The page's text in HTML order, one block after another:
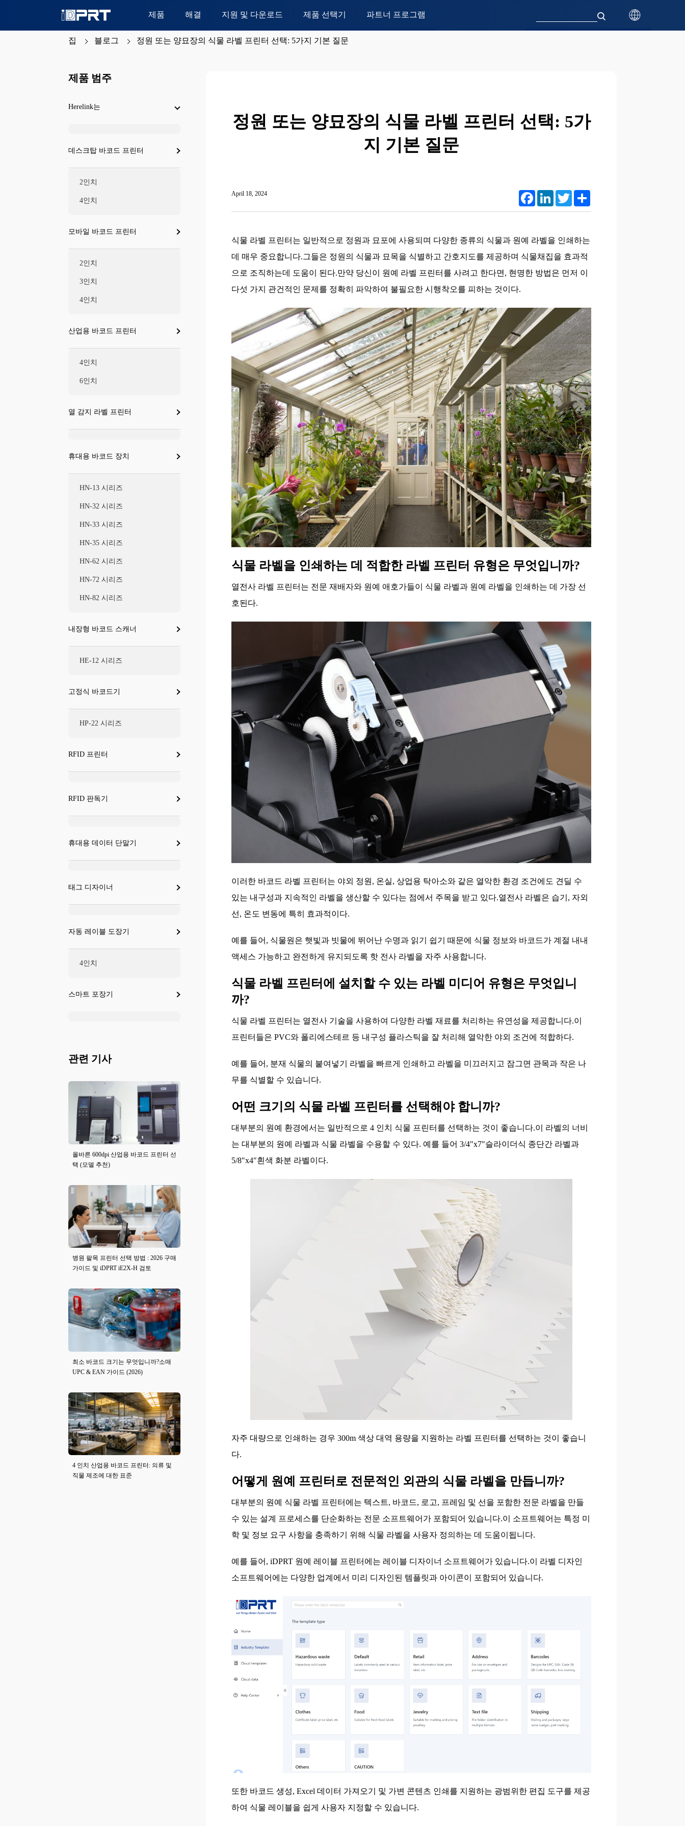
제품 해결 지원 및 다운로드 제품 선택기 파트너 프로그램
집 블로그 정원 또는 양묘장의 식물 라벨 프린터 선택: 5가지 기본 질문
정원 또는 양묘장의 식물 라벨 프린터 선택: 5가
지 기본 질문
April 18, 2024 FacebookLinkedIn Twitter
식물 라벨 프린터는 일반적으로 정원과 묘포에 사용되며 다양한 종류의 식물과 원예 라벨을 인쇄하는
데 매우 중요합니다.그들은 정원의 식물과 묘목을 식별하고 간호지도를 제공하며 식물채집을 효과적
으로 조직하는데 도움이 된다.만약 당신이 원예 라벨 프린터를 사려고 한다면, 현명한 방법은 먼저 이
다섯 가지 관건적인 문제를 정확히 파악하여 불필요한 시행착오를 피하는 것이다.
식물 라벨을 인쇄하는 데 적합한 라벨 프린터 유형은 무엇입니까?
열전사 라벨 프린터는 전문 재배자와 원예 애호가들이 식물 라벨과 원예 라벨을 인쇄하는 데 가장 선
호된다.
이러한 바코드 라벨 프린터는 야외 정원, 온실, 상업용 탁아소와 같은 열악한 환경 조건에도 견딜 수
있는 내구성과 지속적인 라벨을 생산할 수 있다는 점에서 주목을 받고 있다.열전사 라벨은 습기, 자외
선, 온도 변동에 특히 효과적이다.
예를 들어, 식물원은 햇빛과 빗물에 뛰어난 수명과 읽기 쉽기 때문에 식물 정보와 바코드가 계절 내내
액세스 가능하고 완전하게 유지되도록 핫 전사 라벨을 자주 사용합니다.
식물 라벨 프린터에 설치할 수 있는 라벨 미디어 유형은 무엇입니
까?
식물 라벨 프린터는 열전사 기술을 사용하여 다양한 라벨 재료를 처리하는 유연성을 제공합니다.이
프린터들은 PVC와 폴리에스테르 등 내구성 플라스틱을 잘 처리해 열악한 야외 조건에 적합하다.
예를 들어, 분재 식물의 붙여넣기 라벨을 빠르게 인쇄하고 라벨을 미끄러지고 잠그면 관목과 작은 나
무를 식별할 수 있습니다.
어떤 크기의 식물 라벨 프린터를 선택해야 합니까?
대부분의 원예 환경에서는 일반적으로 4 인치 식물 프린터를 선택하는 것이 좋습니다.이 라벨의 너비
는 대부분의 원예 라벨과 식물 라벨을 수용할 수 있다. 예를 들어 3/4"x7"슬라이더식 종단간 라벨과
5/8"x4"흰색 화분 라벨이다.
자주 대량으로 인쇄하는 경우 300m 색상 대역 용량을 지원하는 라벨 프린터를 선택하는 것이 좋습니
다.
어떻게 원예 프린터로 전문적인 외관의 식물 라벨을 만듭니까?
대부분의 원예 식물 라벨 프린터에는 텍스트, 바코드, 로고, 프레임 및 선을 포함한 전문 라벨을 만들
수 있는 설계 프로세스를 단순화하는 전문 소프트웨어가 포함되어 있습니다.이 소프트웨어는 특정 미
학 및 정보 요구 사항을 충족하기 위해 식물 라벨을 사용자 정의하는 데 도움이됩니다.
예를 들어, iDPRT 원예 레이블 프린터에는 레이블 디자이너 소프트웨어가 있습니다.이 라벨 디자인
소프트웨어에는 다양한 업계에서 미리 디자인된 템플릿과 아이콘이 포함되어 있습니다.
또한 바코드 생성, Excel 데이터 가져오기 및 가변 콘텐츠 인쇄를 지원하는 광범위한 편집 도구를 제공
하여 식물 레이블을 쉽게 사용자 지정할 수 있습니다.
제품 범주
Herelink는
데스크탑 바코드 프린터
2인치
4인치
모바일 바코드 프린터
2인치
3인치
4인치
산업용 바코드 프린터
4인치
6인치
열 감지 라벨 프린터
휴대용 바코드 장치
HN-13 시리즈
HN-32 시리즈
HN-33 시리즈
HN-35 시리즈
HN-62 시리즈
HN-72 시리즈
HN-82 시리즈
내장형 바코드 스캐너
HE-12 시리즈
고정식 바코드기
HP-22 시리즈
RFID 프린터
RFID 판독기
휴대용 데이터 단말기
태그 디자이너
자동 레이블 도장기
4인치
스마트 포장기
관련 기사
올바른 600dpi 산업용 바코드 프린터 선
택 (모델 추천)
병원 팔목 프린터 선택 방법 : 2026 구매
가이드 및 iDPRT iE2X-H 검토
최소 바코드 크기는 무엇입니까?소매
UPC & EAN 가이드 (2026)
4 인치 산업용 바코드 프린터: 의류 및
직물 제조에 대한 표준